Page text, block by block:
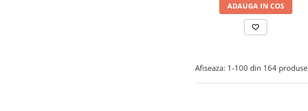
ADAUGA IN COS
Afiseaza: 1-100 din 164 produse